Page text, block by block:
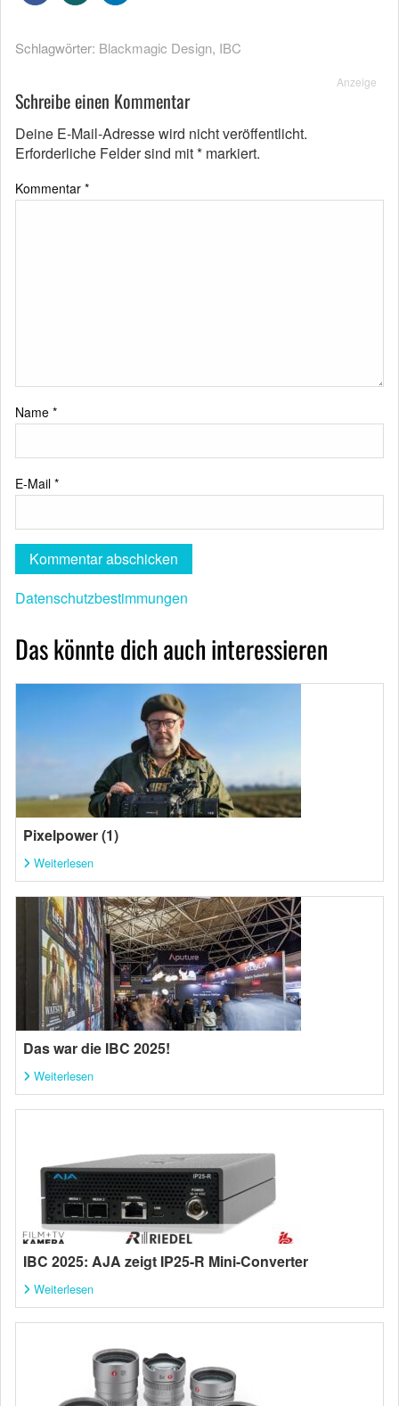
Schlagwörter: Blackmagic Design, IBC
Anzeige
Schreibe einen Kommentar
Deine E-Mail-Adresse wird nicht veröffentlicht.
Erforderliche Felder sind mit* markiert.
Kommentar *
Name *
E-Mail *
Datenschutzbestimmungen
Das könnte dich auch interessieren
Pixelpower (1)
Weiterlesen
Das war die IBC 2025!
Weiterlesen
IBC 2025: AJA zeigt IP25-R Mini-Converter
Weiterlesen